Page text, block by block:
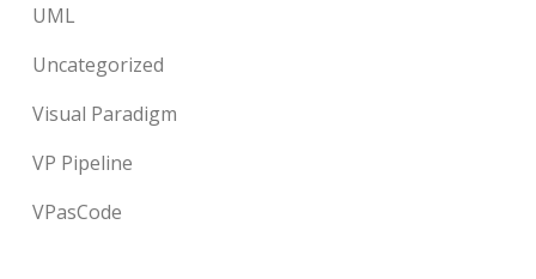
UML
Uncategorized
Visual Paradigm
VP Pipeline
VPasCode